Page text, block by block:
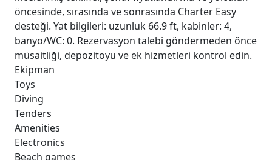
öncesinde, sırasında ve sonrasında Charter Easy
desteği. Yat bilgileri: uzunluk 66.9 ft, kabinler: 4,
banyo/WC: 0. Rezervasyon talebi göndermeden önce
müsaitliği, depozitoyu ve ek hizmetleri kontrol edin.
Ekipman
Toys
Diving
Tenders
Amenities
Electronics
Beach games